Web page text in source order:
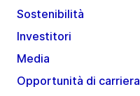
Sostenibilità
Investitori
Media
Opportunità di carriera